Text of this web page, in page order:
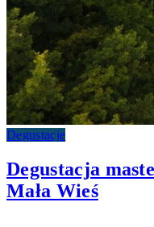
Degustacje
Degustacja
Mała Wieś